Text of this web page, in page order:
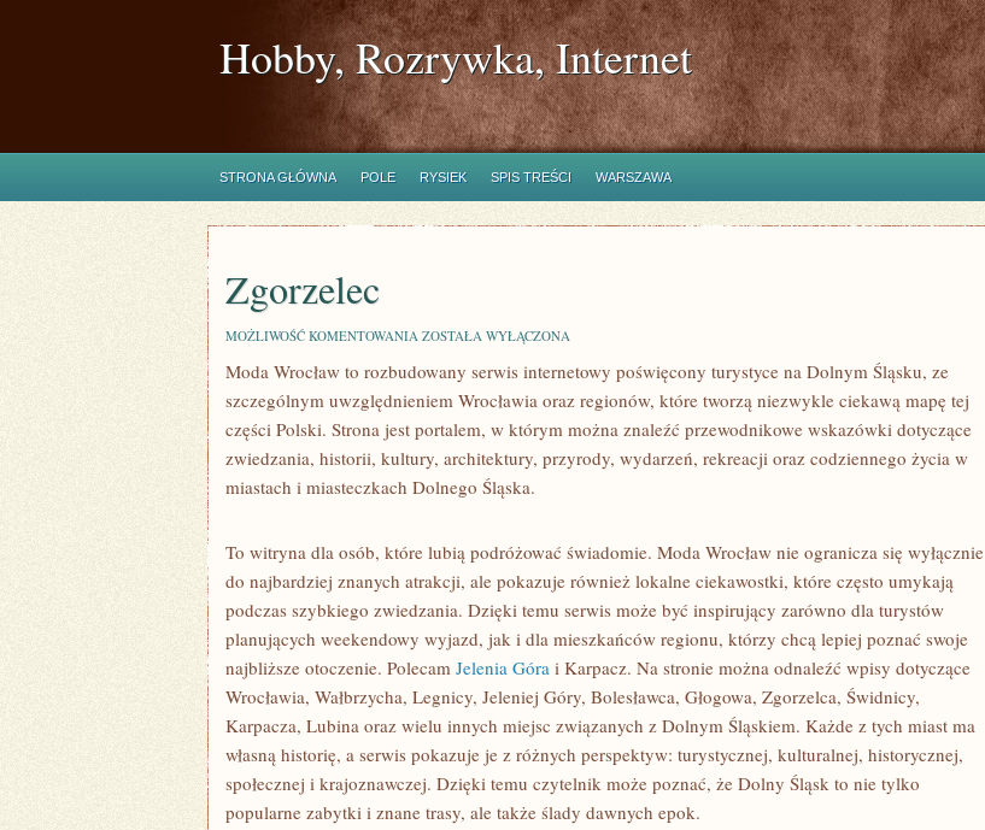
Hobby, Rozrywka, Internet
STRONA GŁÓWNA POLE RYSIEK SPIS TREŚCI WARSZAWA
Zgorzelec
MOŻLIWOŚĆ KOMENTOWANIA ZGORZELEC
ZOSTAŁA WYŁĄCZONA
Moda Wrocław to rozbudowany serwis internetowy poświęcony turystyce na Dolnym Śląsku, ze
szczególnym uwzględnieniem Wrocławia oraz regionów, które tworzą niezwykle ciekawą mapę tej
części Polski. Strona jest portalem, w którym można znaleźć przewodnikowe wskazówki dotyczące
zwiedzania, historii, kultury, architektury, przyrody, wydarzeń, rekreacji oraz codziennego życia w
miastach i miasteczkach Dolnego Śląska.
To witryna dla osób, które lubią podróżować świadomie. Moda Wrocław nie ogranicza się wyłącznie
do najbardziej znanych atrakcji, ale pokazuje również lokalne ciekawostki, które często umykają
podczas szybkiego zwiedzania. Dzięki temu serwis może być inspirujący zarówno dla turystów
planujących weekendowy wyjazd, jak i dla mieszkańców regionu, którzy chcą lepiej poznać swoje
najbliższe otoczenie. Polecam Jelenia Góra i Karpacz. Na stronie można odnaleźć wpisy dotyczące
Wrocławia, Wałbrzycha, Legnicy, Jeleniej Góry, Bolesławca, Głogowa, Zgorzelca, Świdnicy,
Karpacza, Lubina oraz wielu innych miejsc związanych z Dolnym Śląskiem. Każde z tych miast ma
własną historię, a serwis pokazuje je z różnych perspektyw: turystycznej, kulturalnej, historycznej,
społecznej i krajoznawczej. Dzięki temu czytelnik może poznać, że Dolny Śląsk to nie tylko
popularne zabytki i znane trasy, ale także ślady dawnych epok.